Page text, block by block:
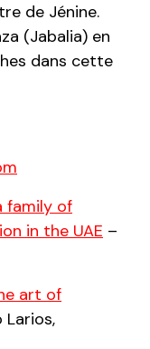
de Jénine.
(Jabalia) en
dans cette
family of
in the UAE –
art of
Larios,